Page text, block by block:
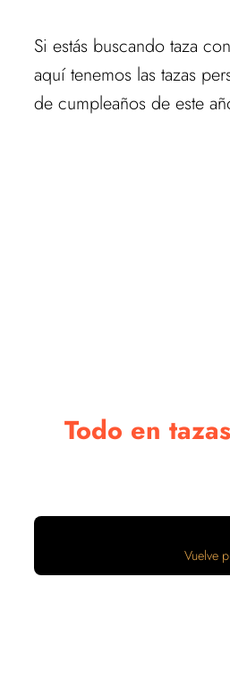
Si estás buscando taza
aquí tenemos las tazas
de cumpleaños de este
Todo en
Vuelve